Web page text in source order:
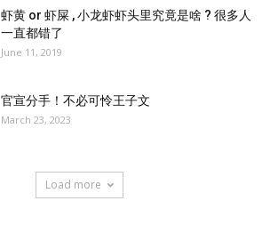
虾黄 or 虾屎 , 小龙虾虾头里究竟是啥 ? 很多人
一直都错了
June 11, 2019
官宣分手！不必可怜王子文
March 23, 2023
Load more